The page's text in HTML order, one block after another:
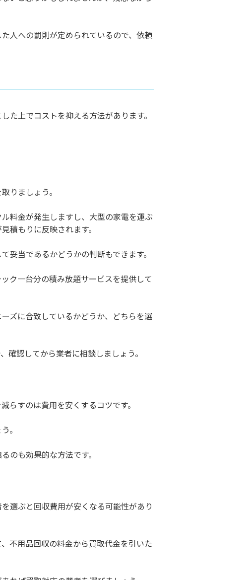
人への罰則が定められているので、依頼
た上でコストを抑える方法があります。
りましょう。
料金が発生しますし、大型の家電を運ぶ
積もりに反映されます。
妥当であるかどうかの判断もできます。
ク一台分の積み放題サービスを提供して
ズに合致しているかどうか、どちらを選
確認してから業者に相談しましょう。
らすのは費用を安くするコツです。
。
のも効果的な方法です。
選ぶと回収費用が安くなる可能性があり
不用品回収の料金から買取代金を引いた